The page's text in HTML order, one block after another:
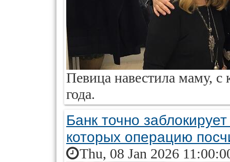
Певица навестила маму, с
года.
Банк точно
которых операцию
Thu, 08 Jan 2026